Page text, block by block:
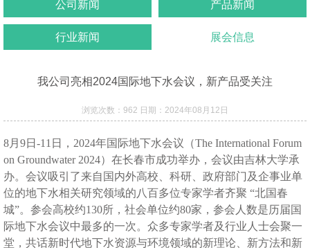
公司新闻 产品新闻
行业新闻 展会信息
我公司亮相2024国际地下水会议，新产品受关注
浏览次数：962 日期：2024年08月12日
8月9日-11日，2024年国际地下水会议（The International Forum
on Groundwater 2024）在长春市成功举办，会议由吉林大学承
办。会议吸引了来自国内外高校、科研、政府部门及企事业单
位的地下水相关研究领域的八百多位专家学者齐聚 “北国春
城”。参会高校约130所，社会单位约80家，参会人数是历届国
际地下水会议中最多的一次。众多专家学者及行业人士会聚一
堂，共话新时代地下水资源与环境领域的新理论、新方法和新